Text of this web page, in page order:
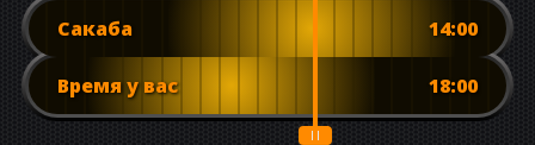
Сакаба 14:00
Время у вас 18:00